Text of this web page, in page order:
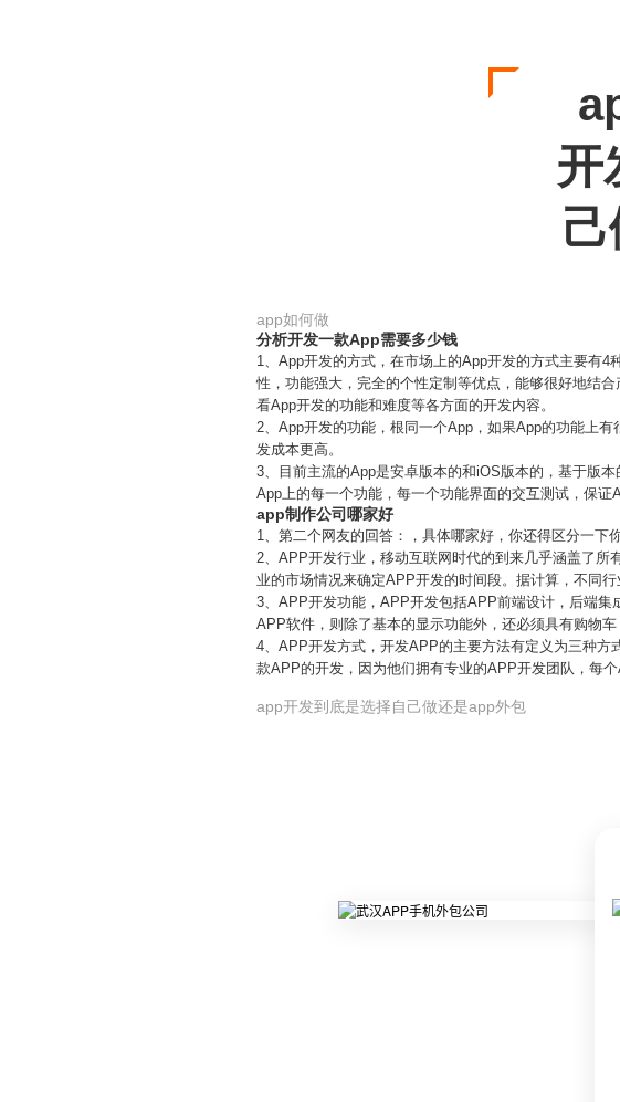
开
app如何做
分析开发一款App需要多少钱
1、App开发的方式，在市场上的App开发的方式主要有
性，功能强大，完全的个性定制等优点，能够很好地结
看App开发的功能和难度等各方面的开发内容。
2、App开发的功能，根同一个App，如果App的功能上
发成本更高。
3、目前主流的App是安卓版本的和iOS版本的，基于版
App上的每一个功能，每一个功能界面的交互测试，保证
app制作公司哪家好
1、第二个网友的回答：，具体哪家好，你还得区分一下
2、APP开发行业，移动互联网时代的到来几乎涵盖了
业的市场情况来确定APP开发的时间段。据计算，不同
3、APP开发功能，APP开发包括APP前端设计，后端
APP软件，则除了基本的显示功能外，还必须具有购物
4、APP开发方式，开发APP的主要方法有定义为三种
款APP的开发，因为他们拥有专业的APP开发团队，每
app开发到底是选择自己做还是app外包